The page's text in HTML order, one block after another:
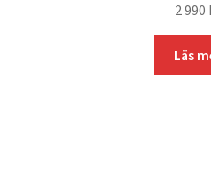
2 990
Läs